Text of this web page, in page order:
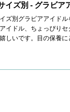
イズ別 - グラビア
ズ別グラビアアイドル
イドル、ちょっぴり
しいです。目の保養に